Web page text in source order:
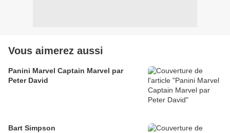
Vous aimerez aussi
Panini Marvel Captain Marvel par
Peter David
Bart Simpson